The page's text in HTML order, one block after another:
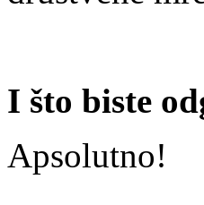
I što biste
Apsolutno!